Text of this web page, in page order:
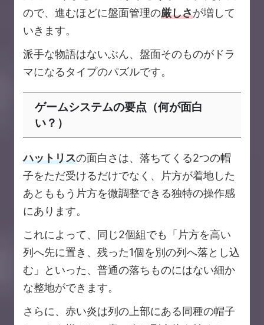
ので、進むほどに盤面管理の厳しさが増して
いきます。
派手な物語はないぶん、盤面そのものがドラ
マになるタイプのパズルです。
ゲームシステムの要点（何が面白
い？）
ハットリスの面白さは、落ちてくる2つの帽
子をただ受けるだけでなく、片方が着地した
あとももう片方を微調整できる独特の操作感
にあります。
これによって、同じ2個組でも「片方を高い
列へ先に置き、残った1個を別の列へ落とし込
む」といった、普通の落ちものにはない細か
な整地ができます。
さらに、赤い炎は列の上部にある同種の帽子